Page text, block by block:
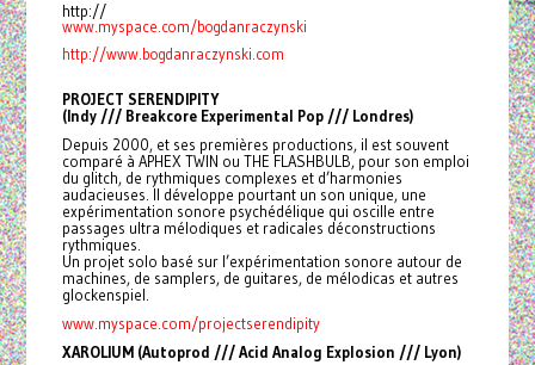
http://
www.myspace.com/bogdanraczynski
http://www.bogdanraczynski.com
PROJECT SERENDIPITY
(Indy /// Breakcore Experimental Pop /// Londres)
Depuis 2000, et ses premières productions, il est souvent
comparé à APHEX TWIN ou THE FLASHBULB, pour son emploi
du glitch, de rythmiques complexes et d’harmonies
audacieuses. Il développe pourtant un son unique, une
expérimentation sonore psychédélique qui oscille entre
passages ultra mélodiques et radicales déconstructions
rythmiques.
Un projet solo basé sur l’expérimentation sonore autour de
machines, de samplers, de guitares, de mélodicas et autres
glockenspiel.
www.myspace.com/projectserendipity
XAROLIUM (Autoprod /// Acid Analog Explosion /// Lyon)